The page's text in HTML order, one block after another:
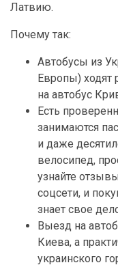
Латвию.
Почему так:
Автобусы из
Европы) ходят
на автобус
Есть
занимаются
и даже
велосипед,
узнайте
соцсети, и
знает свое
Выезд на
Киева, а
украинского